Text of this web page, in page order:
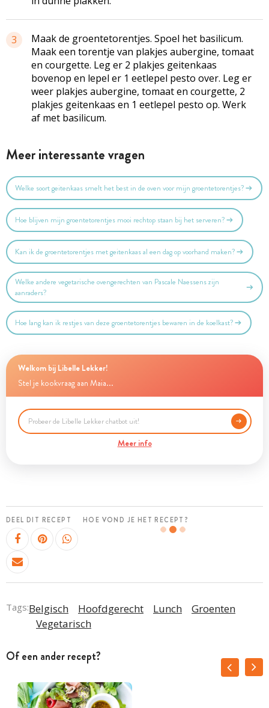
3
Maak de groentetorentjes. Spoel het basilicum.
Maak een torentje van plakjes aubergine, tomaat
en courgette. Leg er 2 plakjes geitenkaas
bovenop en lepel er 1 eetlepel pesto over. Leg er
weer plakjes aubergine, tomaat en courgette, 2
plakjes geitenkaas en 1 eetlepel pesto op. Werk
af met basilicum.
Meer interessante vragen
Welke soort geitenkaas smelt het best in de oven voor mijn groentetorentjes?
Hoe blijven mijn groentetorentjes mooi rechtop staan bij het serveren?
Kan ik de groentetorentjes met geitenkaas al een dag op voorhand maken?
Welke andere vegetarische ovengerechten van Pascale Naessens zijn
aanraders?
Hoe lang kan ik restjes van deze groentetorentjes bewaren in de koelkast?
Welkom bij Libelle Lekker!
Stel je kookvraag aan Maia...
Meer info
DEEL DIT RECEPT HOE VOND JE HET RECEPT?
Tags:Belgisch Hoofdgerecht Lunch
Groenten
Vegetarisch
Of een ander recept?